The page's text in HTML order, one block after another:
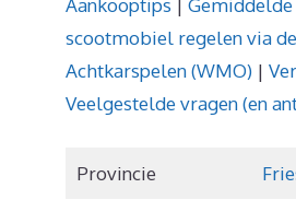
scootmobiel regelen via
Achtkarspelen (WMO) |
Veelgestelde vragen (en
Provincie